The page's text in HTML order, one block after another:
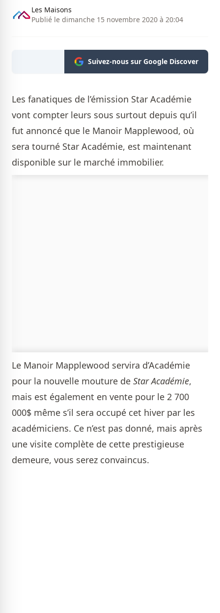
Les Maisons
Publié le dimanche 15 novembre 2020 à 20:04
Suivez-nous sur Google Discover
Les fanatiques de l’émission Star Académie
vont compter leurs sous surtout depuis qu’il
fut annoncé que le Manoir Mapplewood, où
sera tourné Star Académie, est maintenant
disponible sur le marché immobilier.
Le Manoir Mapplewood servira d’Académie
pour la nouvelle mouture de Star Académie,
mais est également en vente pour le 2 700
000$ même s’il sera occupé cet hiver par les
académiciens. Ce n’est pas donné, mais après
une visite complète de cette prestigieuse
demeure, vous serez convaincus.